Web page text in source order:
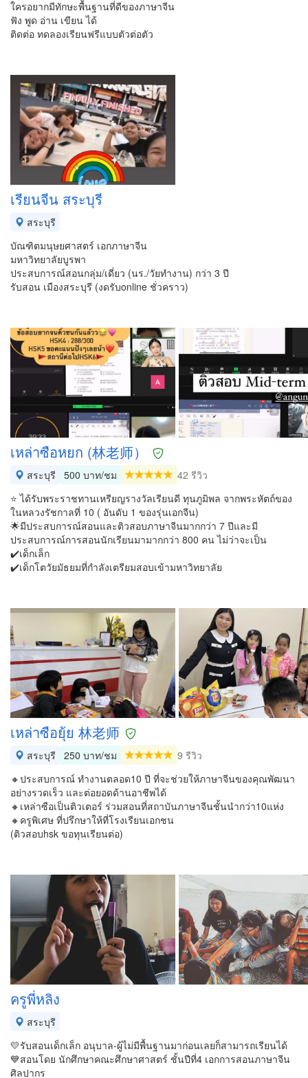
ใครอยากมีทักษะพื้นฐานที่ดีของภาษาจีน
ฟัง พูด อ่าน เขียน ได้
ติดต่อ ทดลองเรียนฟรีแบบตัวต่อตัว
เรียนจีน สระบุรี
สระบุรี
บัณฑิตมนุษยศาสตร์ เอกภาษาจีน
มหาวิทยาลัยบูรพา
ประสบการณ์สอนกลุ่ม/เดี่ยว (นร./วัยทำงาน) กว่า 3 ปี
รับสอน เมืองสระบุรี (งดรับonline ชั่วคราว)
เหล่าซือหยก (林老师）
สระบุรี 500 บาท/ชม
42 รีวิว
⭐️ ได้รับพระราชทานเหรียญรางวัลเรียนดี ทุนภูมิพล จากพระหัตถ์ของ
ในหลวงรัชกาลที่ 10 ( อันดับ 1 ของรุ่นเอกจีน)
🌟มีประสบการณ์สอนและติวสอบภาษาจีนมากกว่า 7 ปีและมี
ประสบการณ์การสอนนักเรียนมามากกว่า 800 คน ไม่ว่าจะเป็น
✔️เด็กเล็ก
✔️เด็กโตวัยมัธยมที่กำลังเตรียมสอบเข้ามหาวิทยาลัย
เหล่าซือยุ้ย 林老师
สระบุรี 250 บาท/ชม
9 รีวิว
🔸ประสบการณ์ ทำงานตลอด10 ปี ที่จะช่วยให้ภาษาจีนของคุณพัฒนา
อย่างรวดเร็ว และต่อยอดด้านอาชีพได้
🔸เหล่าซือเป็นติวเตอร์ ร่วมสอนที่สถาบันภาษาจีนชั้นนำกว่า10แห่ง
🔸ครูพิเศษ ที่ปรึกษาให้ที่โรงเรียนเอกชน
(ติวสอบhsk ขอทุนเรียนต่อ)
ครูพี่หลิง
สระบุรี
💛รับสอนเด็กเล็ก อนุบาล-ผู้ไม่มีพื้นฐานมาก่อนเลยก็สามารถเรียนได้
💙สอนโดย นักศึกษาคณะศึกษาศาสตร์ ชั้นปีที่4 เอกการสอนภาษาจีน
ศิลปากร